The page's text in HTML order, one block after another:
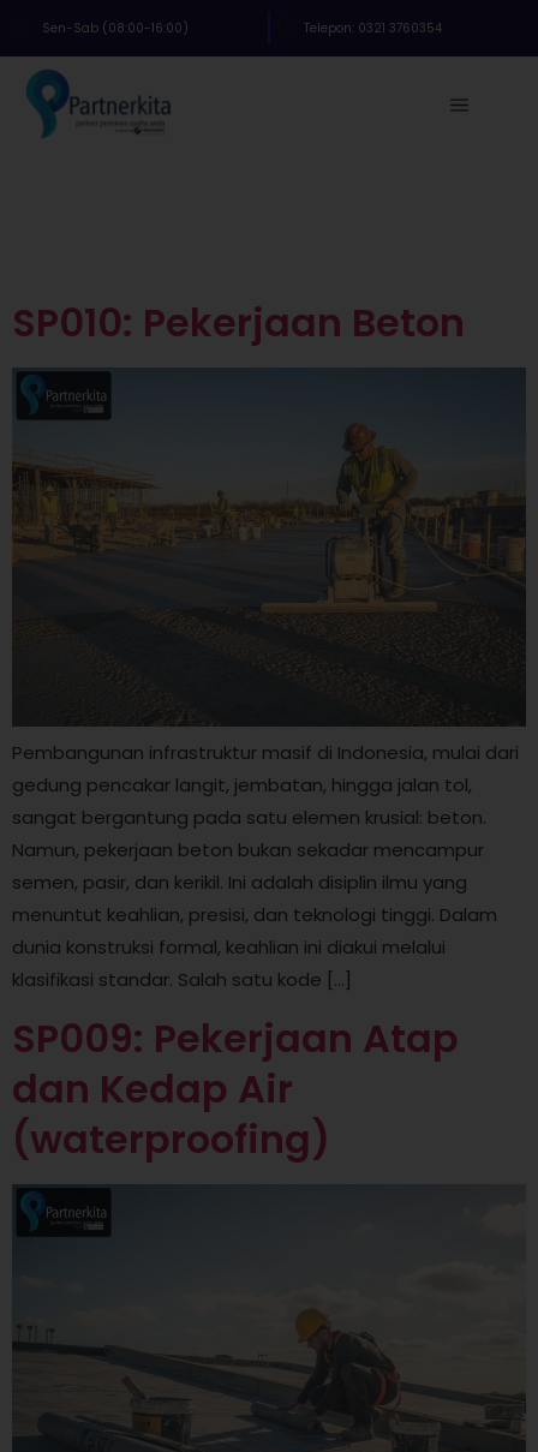
Sen-Sab (08:00-16:00) Telepon: 0321 3760354
SP010: Pekerjaan Beton
Pembangunan infrastruktur masif di Indonesia, mulai dari
gedung pencakar langit, jembatan, hingga jalan tol,
sangat bergantung pada satu elemen krusial: beton.
Namun, pekerjaan beton bukan sekadar mencampur
semen, pasir, dan kerikil. Ini adalah disiplin ilmu yang
menuntut keahlian, presisi, dan teknologi tinggi. Dalam
dunia konstruksi formal, keahlian ini diakui melalui
klasifikasi standar. Salah satu kode […]
SP009: Pekerjaan Atap
dan Kedap Air
(waterproofing)